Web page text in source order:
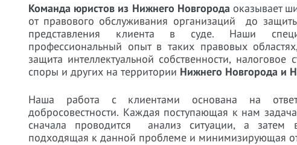
Команда юристов из Нижнего Новгорода оказывает
от правового обслуживания организаций до
представления клиента в суде. Наши
профессиональный опыт в таких правовых
защита интеллектуальной собственности, налоговое
споры и других на территории Нижнего Новгорода и
Наша работа с клиентами основана на
добросовестности. Каждая поступающая к нам
сначала проводится анализ ситуации, а затем
подходящая к данной проблеме и минимизирующая